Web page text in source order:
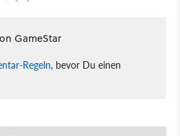
GameStar
Regeln, bevor Du einen